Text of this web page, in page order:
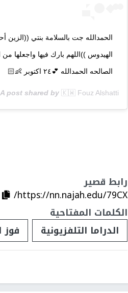
الحمدالله جت بالسلامة بنتي ((الزين
الهيدوس ))اللهم بارك فيها واجعلها من
الصالحه الحمدالله 💕٢٤ اكتوبر 👶🏻
A post shared by 🇰🇼 Fouz Alshatti فوز الشطي
رابط قصير
https://nn.najah.edu/79CX/
الكلمات المفتاحية
الدراما التلفزيونية